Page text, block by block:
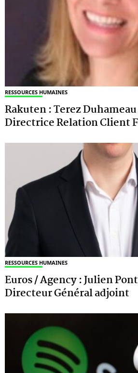
RESSOURCES HUMAINES
Rakuten : Terez
Directrice Relation Client
RESSOURCES HUMAINES
Euros / Agency : Julien
Directeur Général adjoint